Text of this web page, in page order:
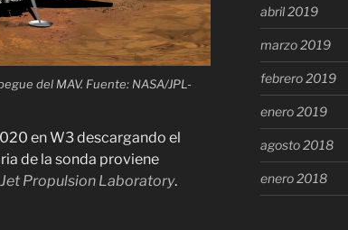
del MAV. Fuente: NASA/JPL-
en W3 descargando el
de la sonda proviene
Jet Propulsion Laboratory.
abril 2019
marzo 2019
febrero 2019
enero 2019
agosto 2018
enero 2018